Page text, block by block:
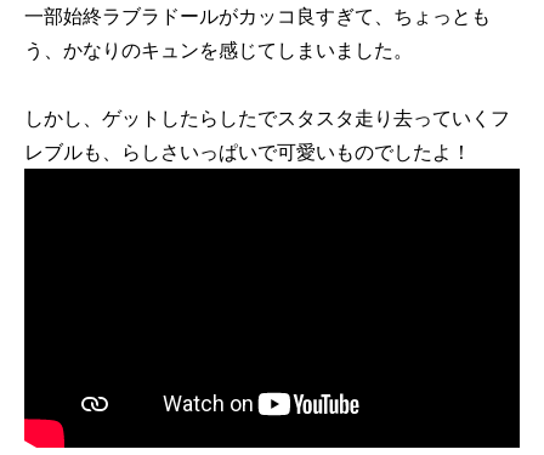
一部始終ラブラドールがカッコ良すぎて、ちょっとも
う、かなりのキュンを感じてしまいました。
しかし、ゲットしたらしたでスタスタ走り去っていくフ
レブルも、らしさいっぱいで可愛いものでしたよ！